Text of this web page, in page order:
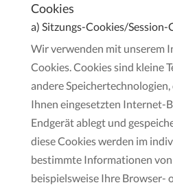
Cookies
a) Sitzungs-Cookies/Session-
Wir verwenden mit unserem
Cookies. Cookies sind kleine
andere
Ihnen eingesetzten Internet-
Endgerät ablegt und
diese Cookies werden im
bestimmte Informationen
beispielsweise Ihre Browser-